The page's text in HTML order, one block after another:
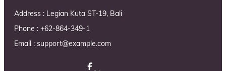
Address : Legian Kuta ST-19, Bali
Phone : +62-864-349-1
Email : support@example.com